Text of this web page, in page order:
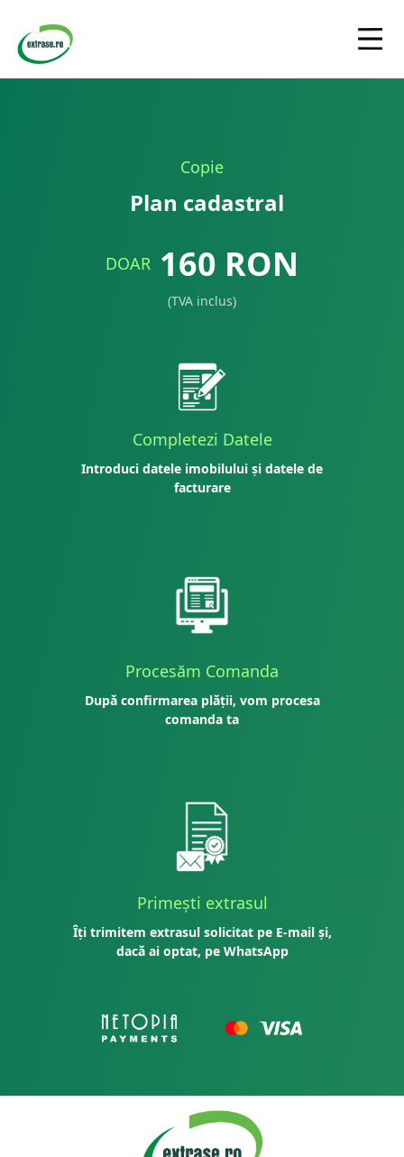
Copie
Plan cadastral
DOAR 160 RON
(TVA inclus)
Completezi Datele
Introduci datele imobilului și datele de
facturare
Procesăm Comanda
După confirmarea plății, vom procesa
comanda ta
Primești extrasul
Îți trimitem extrasul solicitat pe E-mail și,
dacă ai optat, pe WhatsApp